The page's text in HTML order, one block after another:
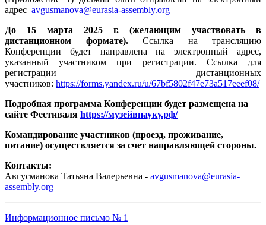
адрес avgusmanova@eurasia-assembly.org
До 15 марта 2025 г. (желающим участвовать в
дистанционном формате).Ссылка на трансляцию
Конференции будет направлена на электронный адрес,
указанный участником при регистрации. Ссылка для
регистрации дистанционных
участников: https://forms.yandex.ru/u/67bf5802f47e73a517eeef08/
Подробная программа Конференции будет размещена на
сайте Фестиваля https://музейвнауку.рф/
Командирование участников (проезд, проживание,
питание) осуществляется за счет направляющей стороны.
Контакты:
Авгусманова Татьяна Валерьевна - avgusmanova@eurasia-
assembly.org
Информационное письмо № 1